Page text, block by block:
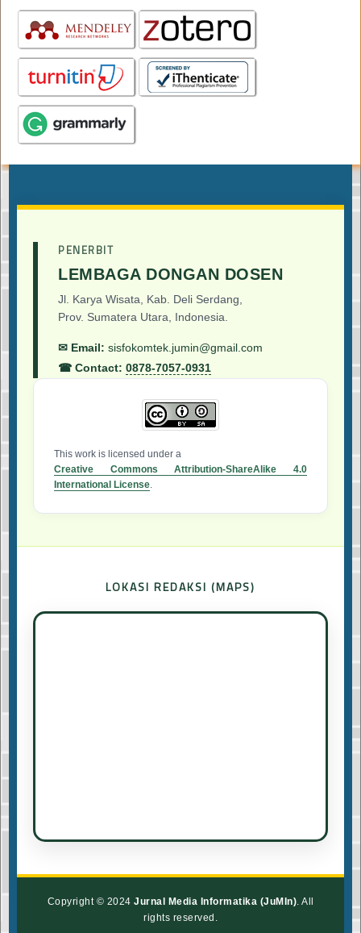
PENERBIT
LEMBAGA DONGAN DOSEN
Jl. Karya Wisata, Kab. Deli Serdang,
Prov. Sumatera Utara, Indonesia.
✉ Email: sisfokomtek.jumin@gmail.com
☎ Contact: 0878-7057-0931
This work is licensed under a
Creative Commons Attribution-ShareAlike 4.0
International License
LOKASI REDAKSI (MAPS)
Copyright © 2024 Jurnal Media Informatika (JuMIn) . All
rights reserved.